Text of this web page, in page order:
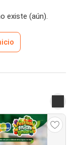
existe (aún).